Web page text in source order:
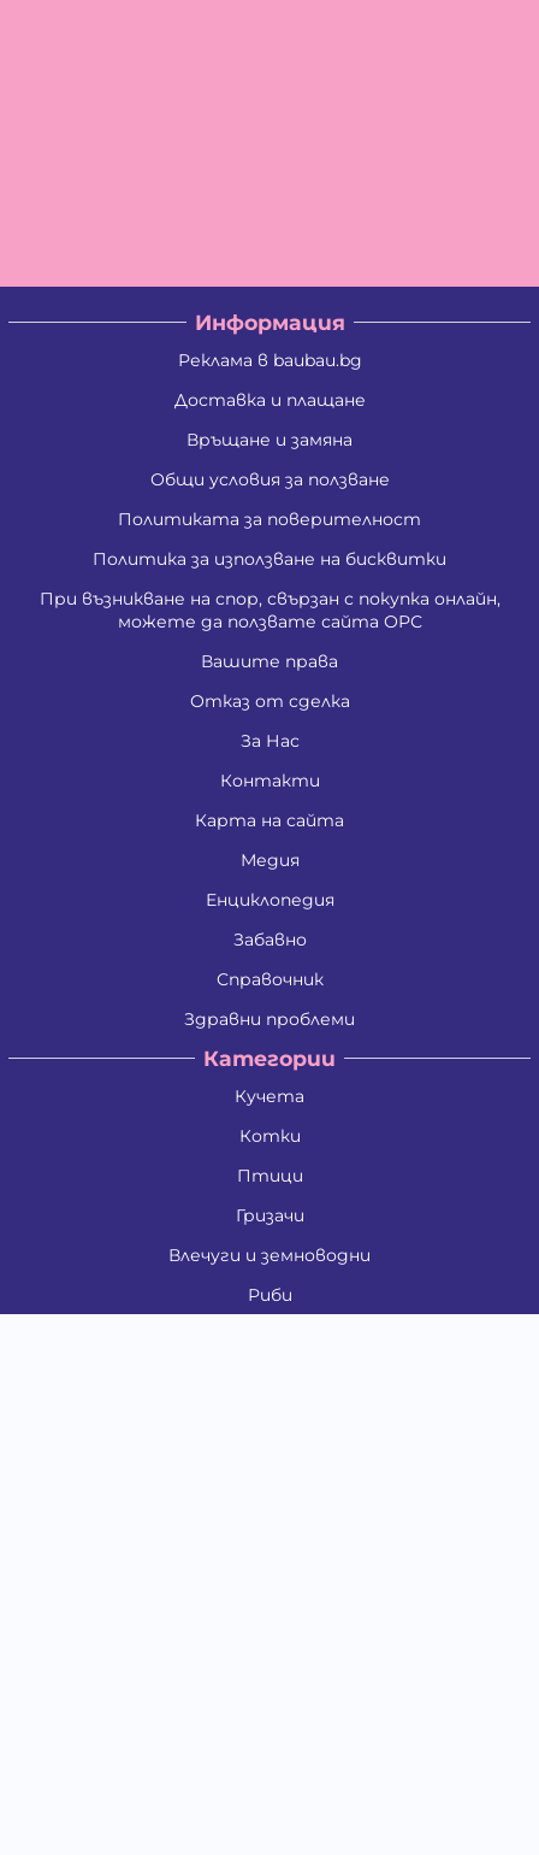
Информация
Реклама в baubau.bg
Доставка и плащане
Връщане и замяна
Общи условия за ползване
Политиката за поверителност
Политика за използване на бисквитки
При възникване на спор, свързан с покупка онлайн,
можете да ползвате сайта ОРС
Вашите права
Отказ от сделка
За Нас
Контакти
Карта на сайта
Медия
Енциклопедия
Забавно
Справочник
Здравни проблеми
Категории
Кучета
Котки
Птици
Гризачи
Влечуги и земноводни
Риби